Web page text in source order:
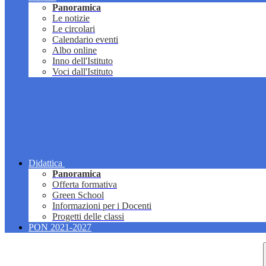
Panoramica
Le notizie
Le circolari
Calendario eventi
Albo online
Inno dell'Istituto
Voci dall'Istituto
Didattica
Panoramica
Offerta formativa
Green School
Informazioni per i Docenti
Progetti delle classi
PON 2021-2027